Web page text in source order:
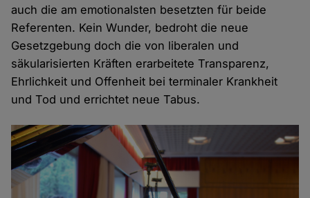
auch die am emotionalsten besetzten für beide
Referenten. Kein Wunder, bedroht die neue
Gesetzgebung doch die von liberalen und
säkularisierten Kräften erarbeitete Transparenz,
Ehrlichkeit und Offenheit bei terminaler Krankheit
und Tod und errichtet neue Tabus.